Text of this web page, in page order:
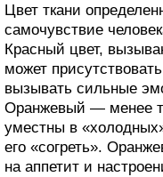
Цвет ткани
самочувствие
Красный цвет,
может
вызывать сильные
Оранжевый — менее
уместны в
его «согреть».
на аппетит и